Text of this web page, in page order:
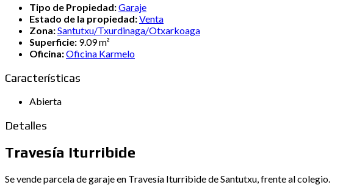
Tipo de Propiedad:Garaje
Estado de la propiedad:Venta
Zona:Santutxu/Txurdinaga/Otxarkoaga
Superficie: 9.09 m²
Oficina:Oficina Karmelo
Características
Abierta
Detalles
Travesía Iturribide
Se vende parcela de garaje en Travesía Iturribide de Santutxu, frente al colegio.